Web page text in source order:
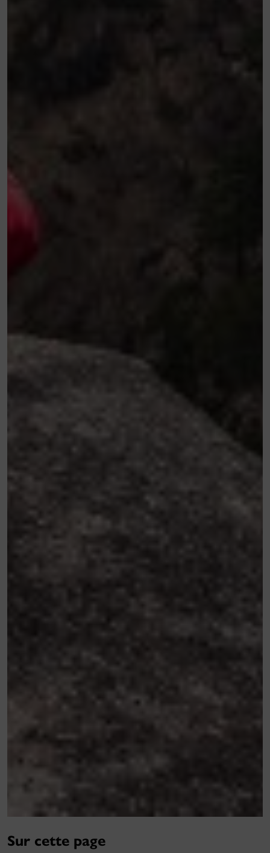
Sur cette page